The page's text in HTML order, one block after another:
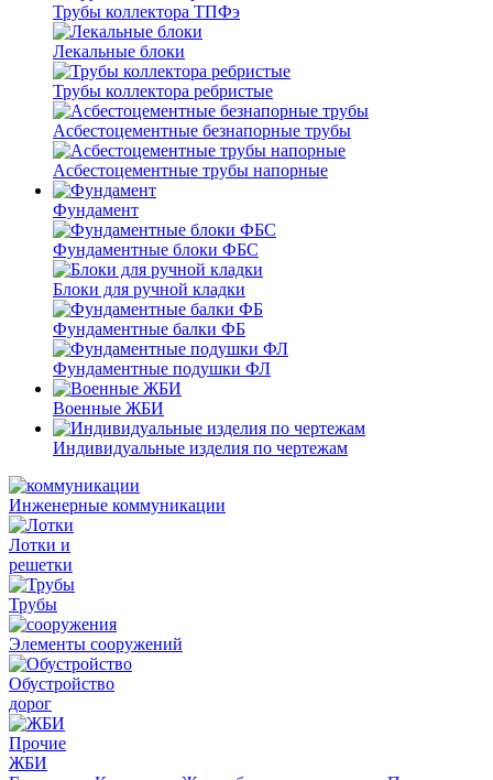
Трубы коллектора ТПФэ
Лекальные блоки
Трубы коллектора ребристые
Асбестоцементные безнапорные трубы
Асбестоцементные трубы напорные
Фундамент
Фундаментные блоки ФБС
Блоки для ручной кладки
Фундаментные балки ФБ
Фундаментные подушки ФЛ
Военные ЖБИ
Индивидуальные изделия по чертежам
Инженерные коммуникации
Лотки и
решетки
Трубы
Элементы сооружений
Обустройство
дорог
Прочие
ЖБИ